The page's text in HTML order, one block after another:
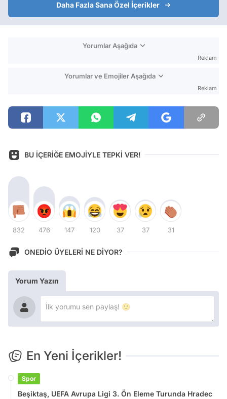
Daha Fazla Sana Özel İçerikler
Yorumlar Aşağıda
Reklam
Yorumlar ve Emojiler Aşağıda
Reklam
BU İÇERİĞE EMOJİYLE TEPKİ VER!
832 476 147 120 37 37 31
ONEDİO ÜYELERİ NE DİYOR?
Yorum Yazın
En Yeni İçerikler!
Spor
Beşiktaş, UEFA Avrupa Ligi 3. Ön Eleme Turunda Hradec